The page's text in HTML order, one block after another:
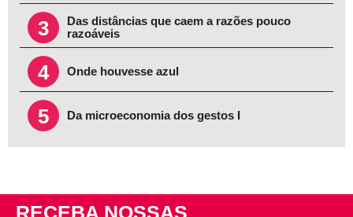
3
Das distâncias que caem a razões pouco
razoáveis
4 Onde houvesse azul
5 Da microeconomia dos gestos I
RECEBA NOSSAS